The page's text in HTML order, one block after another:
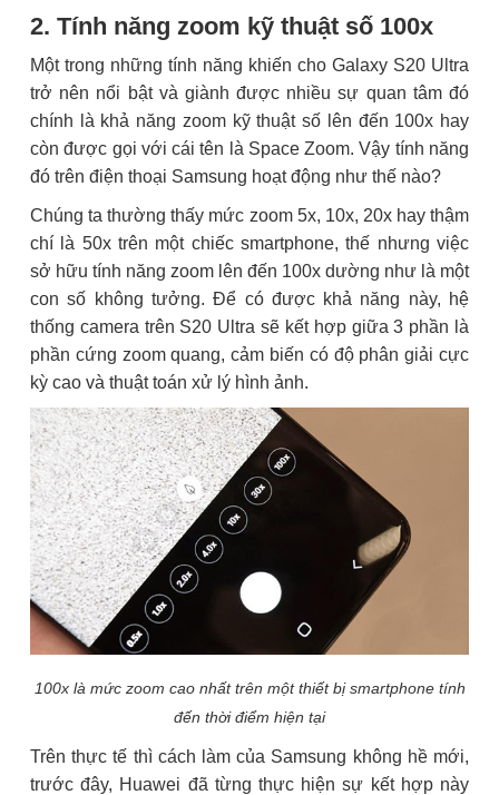
2. Tính năng zoom kỹ thuật số 100x
Một trong những tính năng khiến cho Galaxy S20 Ultra
trở nên nổi bật và giành được nhiều sự quan tâm đó
chính là khả năng zoom kỹ thuật số lên đến 100x hay
còn được gọi với cái tên là Space Zoom. Vậy tính năng
đó trên điện thoại Samsung hoạt động như thế nào?
Chúng ta thường thấy mức zoom 5x, 10x, 20x hay thậm
chí là 50x trên một chiếc smartphone, thế nhưng việc
sở hữu tính năng zoom lên đến 100x dường như là một
con số không tưởng. Để có được khả năng này, hệ
thống camera trên S20 Ultra sẽ kết hợp giữa 3 phần là
phần cứng zoom quang, cảm biến có độ phân giải cực
kỳ cao và thuật toán xử lý hình ảnh.
100x là mức zoom cao nhất trên một thiết bị smartphone tính
đến thời điểm hiện tại
Trên thực tế thì cách làm của Samsung không hề mới,
trước đây, Huawei đã từng thực hiện sự kết hợp này